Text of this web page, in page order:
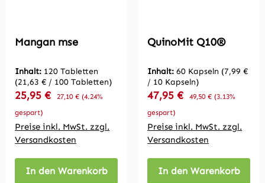
Mangan mse
Inhalt: 120 Tabletten
(21,63 € / 100 Tabletten)
Verkaufspreis:
25,95 € Regulärer Preis:
27,10 € (4.24%
gespart)
Preise inkl. MwSt. zzgl.
Versandkosten
In den Warenkorb
QuinoMit Q10®
Inhalt: 60 Kapseln (7,99 €
/ 10 Kapseln)
Verkaufspreis:
47,95 € Regulärer Preis:
49,50 € (3.13%
gespart)
Preise inkl. MwSt. zzgl.
Versandkosten
In den Warenkorb